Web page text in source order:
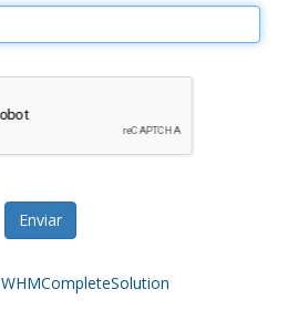
Enviar
WHMCompleteSolution